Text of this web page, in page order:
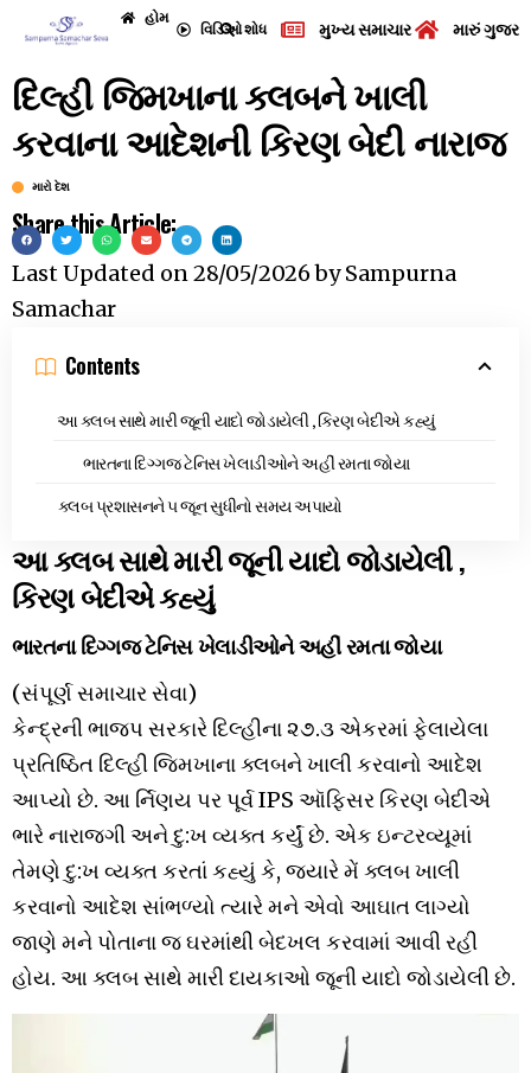
હોમ
વિડિઓશોધ મુખ્ય સમાચાર મારું
દિલ્હી જિમખાના ક્લબને ખાલી
કરવાના આદેશની કિરણ બેદી નારાજ
મારો દેશ
Share this Article:
Last Updated on28/05/2026bySampurna
Samachar
Contents
આ ક્લબ સાથે મારી જૂની યાદો જોડાયેલી , કિરણ બેદીએ કહ્યું
ભારતના દિગ્ગજ ટેનિસ ખેલાડીઓને અહીં રમતા જોયા
ક્લબ પ્રશાસનને ૫ જૂન સુધીનો સમય અપાયો
આ ક્લબ સાથે મારી જૂની યાદો જોડાયેલી ,
કિરણ બેદીએ કહ્યું
ભારતના દિગ્ગજ ટેનિસ ખેલાડીઓને અહીં રમતા જોયા
(સંપૂર્ણ સમાચાર સેવા)
કેન્દ્રની ભાજપ સરકારે દિલ્હીના ૨૭.૩ એકરમાં ફેલાયેલા
પ્રતિષ્ઠિત દિલ્હી જિમખાના ક્લબને ખાલી કરવાનો આદેશ
આપ્યો છે. આ ર્નિણય પર પૂર્વ IPS ઑફિસર કિરણ બેદીએ
ભારે નારાજગી અને દુ:ખ વ્યક્ત કર્યું છે. એક ઇન્ટરવ્યૂમાં
તેમણે દુ:ખ વ્યક્ત કરતાં કહ્યું કે, જ્યારે મેં ક્લબ ખાલી
કરવાનો આદેશ સાંભળ્યો ત્યારે મને એવો આઘાત લાગ્યો
જાણે મને પોતાના જ ઘરમાંથી બેદખલ કરવામાં આવી રહી
હોય. આ ક્લબ સાથે મારી દાયકાઓ જૂની યાદો જોડાયેલી છે.